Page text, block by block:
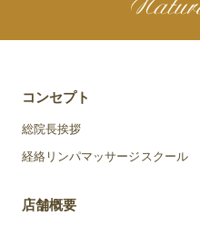
コンセプト
総院長挨拶
経絡リンパマッサージスクール
店舗概要